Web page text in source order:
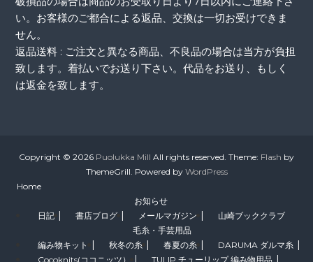
い。お客様のご都合による返品、交換は一切お受けできま
せん。
返品送料 : ご注文と異なる商品、不良品の場合は当方が負担
致します。着払いでお送り下さい。代品をお送り、もしく
は返金を致します。
Copyright © 2026 Puolukka Mill All rights reserved. Theme: Flash by
ThemeGrill. Powered by WordPress
Home
お知らせ
日記
書店ブログ メールマガジン
山崎ブッククラブ
毛糸・手芸用品
編み物キット
秋冬の糸 春夏の糸
DARUMA ダルマ糸
Cocoknits(ココニッツ）
TULIP チューリップ 編み物用品